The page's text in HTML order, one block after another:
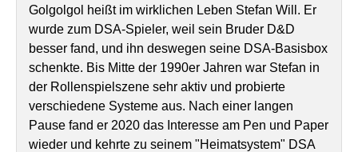
Golgolgol heißt im wirklichen Leben Stefan Will. Er
wurde zum DSA-Spieler, weil sein Bruder D&D
besser fand, und ihn deswegen seine DSA-Basisbox
schenkte. Bis Mitte der 1990er Jahren war Stefan in
der Rollenspielszene sehr aktiv und probierte
verschiedene Systeme aus. Nach einer langen
Pause fand er 2020 das Interesse am Pen und Paper
wieder und kehrte zu seinem "Heimatsystem" DSA